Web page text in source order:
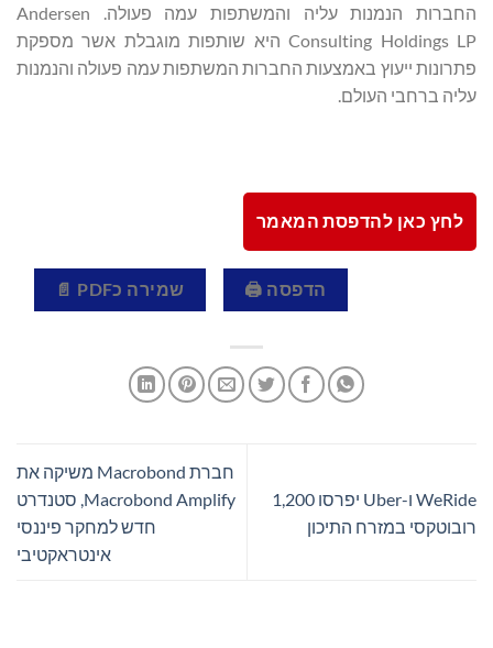
החברות הנמנות עליה והמשתפות עמה פעולה. Andersen
Consulting Holdings LP היא שותפות מוגבלת אשר מספקת
פתרונות ייעוץ באמצעות החברות המשתפות עמה פעולה והנמנות
עליה ברחבי העולם.
לחץ כאן להדפסת המאמר
הדפסה 🖨 שמירה כPDF 📄
WeRide ו-Uber יפרסו 1,200
רובוטקסי במזרח התיכון
חברת Macrobond משיקה את
Macrobond Amplify, סטנדרט
חדש למחקר פיננסי
אינטראקטיבי